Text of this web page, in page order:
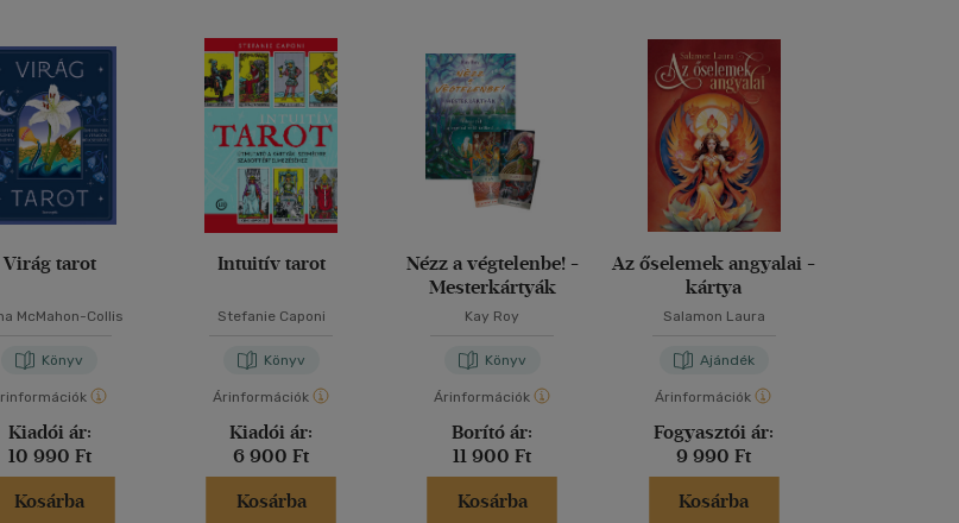
Virág tarot
McMahon-Collis
Könyv
Kiadói ár:
10 990 Ft
Kosárba
Intuitív tarot
Stefanie Caponi
Könyv
Árinformációk
Kiadói ár:
6 900 Ft
Kosárba
Nézz a végtelenbe! -
Mesterkártyák
Kay Roy
Könyv
Árinformációk
Borító ár:
11 900 Ft
Kosárba
Az őselemek angyalai -
kártya
Salamon Laura
Ajándék
Árinformációk
Fogyasztói ár:
9 990 Ft
Kosárba